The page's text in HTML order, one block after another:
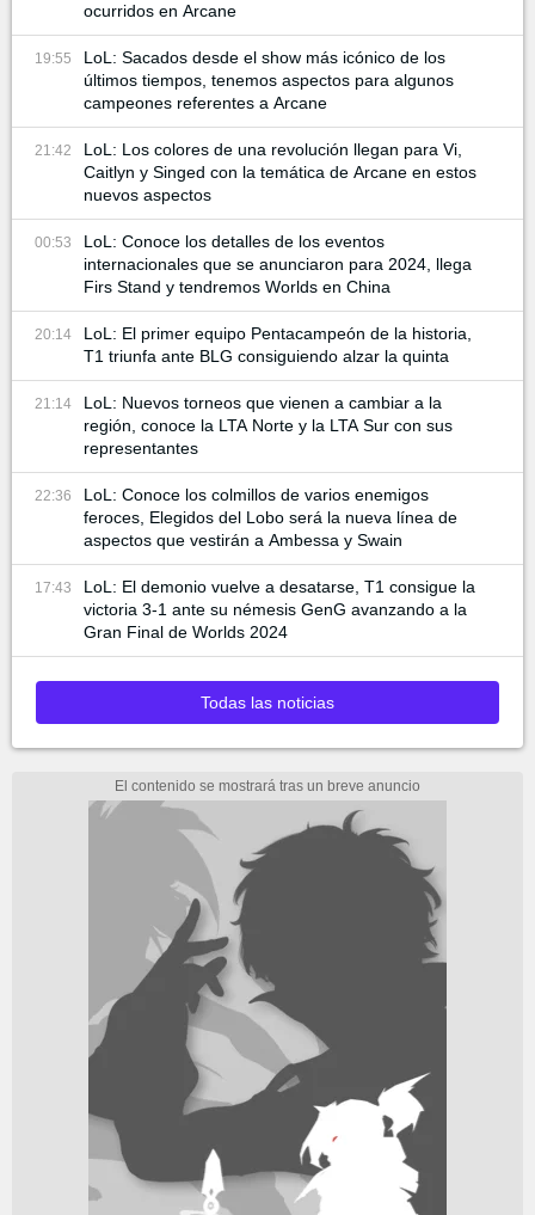
ocurridos en Arcane
19:55
LoL: Sacados desde el show más icónico de los
últimos tiempos, tenemos aspectos para algunos
campeones referentes a Arcane
21:42
LoL: Los colores de una revolución llegan para Vi,
Caitlyn y Singed con la temática de Arcane en estos
nuevos aspectos
00:53
LoL: Conoce los detalles de los eventos
internacionales que se anunciaron para 2024, llega
Firs Stand y tendremos Worlds en China
20:14
LoL: El primer equipo Pentacampeón de la historia,
T1 triunfa ante BLG consiguiendo alzar la quinta
21:14
LoL: Nuevos torneos que vienen a cambiar a la
región, conoce la LTA Norte y la LTA Sur con sus
representantes
22:36
LoL: Conoce los colmillos de varios enemigos
feroces, Elegidos del Lobo será la nueva línea de
aspectos que vestirán a Ambessa y Swain
17:43
LoL: El demonio vuelve a desatarse, T1 consigue la
victoria 3-1 ante su némesis GenG avanzando a la
Gran Final de Worlds 2024
Todas las noticias